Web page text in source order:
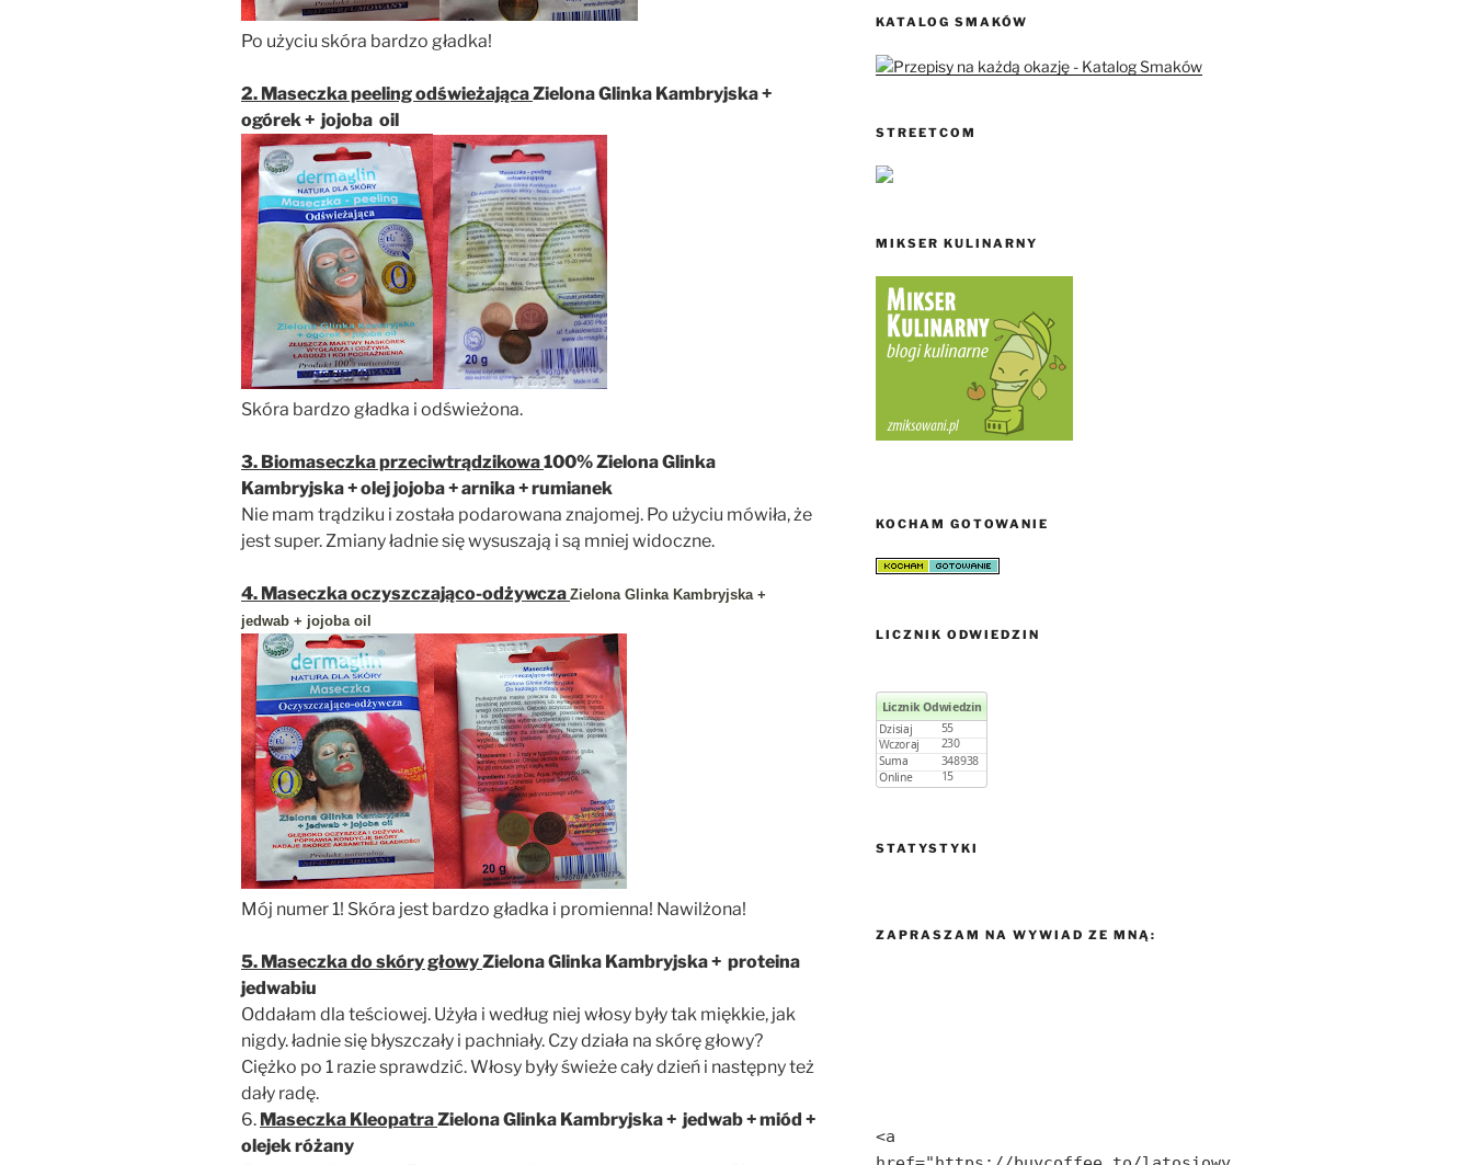
Po użyciu skóra bardzo gładka!
2. Maseczka peeling odświeżającaZielona Glinka Kambryjska +
ogórek + jojoba oil
Skóra bardzo gładka i odświeżona.
3. Biomaseczka przeciwtrądzikowa100% Zielona Glinka
Kambryjska + olej jojoba + arnika + rumianek
Nie mam trądziku i została podarowana znajomej. Po użyciu mówiła, że
jest super. Zmiany ładnie się wysuszają i są mniej widoczne.
4. Maseczka oczyszczająco-odżywcza Zielona Glinka Kambryjska +
jedwab + jojoba oil
Mój numer 1! Skóra jest bardzo gładka i promienna! Nawilżona!
5. Maseczka do skóry głowyZielona Glinka Kambryjska + proteina
jedwabiu
Oddałam dla teściowej. Użyła i według niej włosy były tak miękkie, jak
nigdy. ładnie się błyszczały i pachniały. Czy działa na skórę głowy?
Ciężko po 1 razie sprawdzić. Włosy były świeże cały dzień i następny też
dały radę.
6. Maseczka KleopatraZielona Glinka Kambryjska + jedwab + miód +
olejek różany
KATALOG SMAKÓW
STREETCOM
MIKSER KULINARNY
KOCHAM GOTOWANIE
LICZNIK ODWIEDZIN
STATYSTYKI
ZAPRASZAM NA WYWIAD ZE MNĄ:
<a